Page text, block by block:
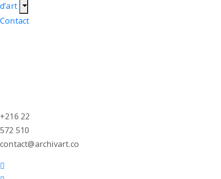
d’art
Contact
+216 22
572 510
contact@archivart.co